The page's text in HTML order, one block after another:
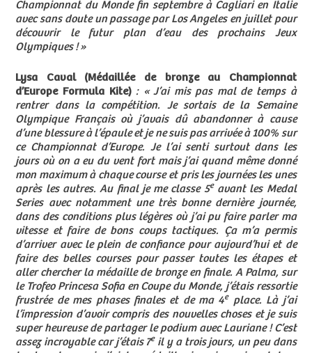
Championnat du Monde fin septembre à Cagliari en Italie
avec sans doute un passage par Los Angeles en juillet pour
découvrir le futur plan d’eau des prochains Jeux
Olympiques ! »
Lysa Caval (Médaillée de bronze au Championnat
d’Europe Formula Kite): « J’ai mis pas mal de temps à
rentrer dans la compétition. Je sortais de la Semaine
Olympique Français où j’avais dû abandonner à cause
d’une blessure à l’épaule et je ne suis pas arrivée à 100% sur
ce Championnat d’Europe. Je l’ai senti surtout dans les
jours où on a eu du vent fort mais j’ai quand même donné
mon maximum à chaque course et pris les journées les unes
après les autres. Au final je me classe 5eavant les Medal
Series avec notamment une très bonne dernière journée,
dans des conditions plus légères où j’ai pu faire parler ma
vitesse et faire de bons coups tactiques. Ça m’a permis
d’arriver avec le plein de confiance pour aujourd’hui et de
faire des belles courses pour passer toutes les étapes et
aller chercher la médaille de bronze en finale. A Palma, sur
le Trofeo Princesa Sofia en Coupe du Monde, j’étais ressortie
frustrée de mes phases finales et de ma 4eplace. Là j’ai
l’impression d’avoir compris des nouvelles choses et je suis
super heureuse de partager le podium avec Lauriane ! C’est
assez incroyable car j’étais 7eil y a trois jours, un peu dans